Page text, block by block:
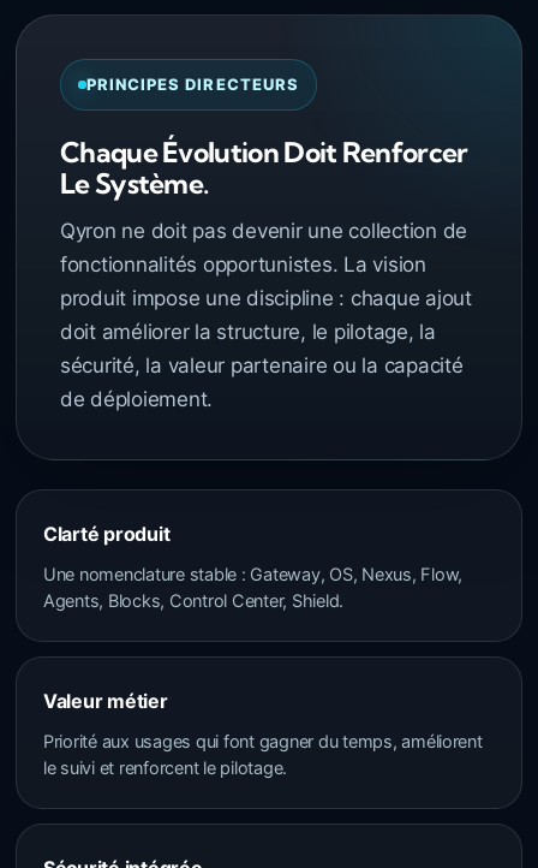
PRINCIPES DIRECTEURS
Chaque Évolution Doit Renforcer
Le Système.
Qyron ne doit pas devenir une collection de
fonctionnalités opportunistes. La vision
produit impose une discipline : chaque ajout
doit améliorer la structure, le pilotage, la
sécurité, la valeur partenaire ou la capacité
de déploiement.
Clarté produit
Une nomenclature stable : Gateway, OS, Nexus, Flow,
Agents, Blocks, Control Center, Shield.
Valeur métier
Priorité aux usages qui font gagner du temps, améliorent
le suivi et renforcent le pilotage.